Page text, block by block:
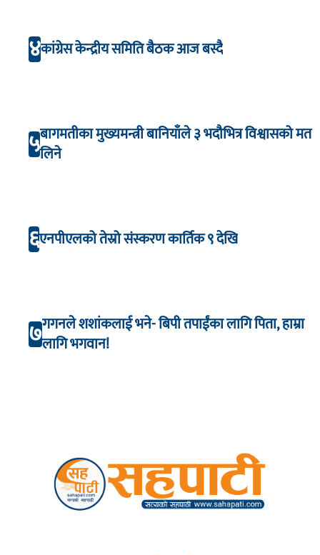
४कांग्रेस केन्द्रीय समिति बैठक आज बस्दै
५बागमतीका मुख्यमन्त्री बानियाँले ३ भदौभित्र विश्वासको मत
लिने
६एनपीएलको तेस्रो संस्करण कार्तिक ९ देखि
७गगनले शशांकलाई भने- बिपी तपाईंका लागि पिता, हाम्रा
लागि भगवान!